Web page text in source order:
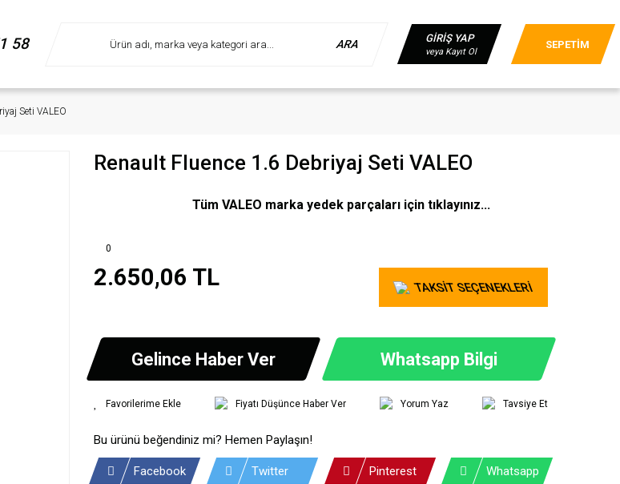
58 ARA GİRİŞ YAP
veya Kayıt Ol
SEPETİM
Seti VALEO
Renault Fluence 1.6 Debriyaj Seti VALEO
Tüm VALEO marka yedek parçaları için tıklayınız...
0
2.650,06 TL TAKSİT SEÇENEKLERİ
Gelince Haber Ver Whatsapp Bilgi
Fiyatı Düşünce Haber Ver Yorum Yaz Tavsiye Et
Bu ürünü beğendiniz mi? Hemen Paylaşın!
Facebook Twitter Pinterest Whatsapp